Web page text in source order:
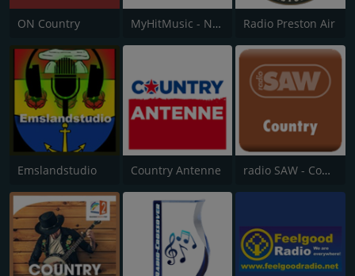
ON Country MyHitMusic - Nashville Radio Preston Air
Emslandstudio Country Antenne radio SAW - Country